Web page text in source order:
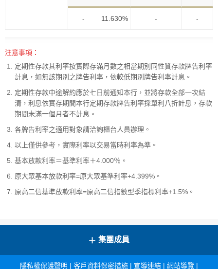
- 11.630% - -
注意事項：
定期性存款其利率按實際存滿月數之相當期別同性質存款牌告利率
計息，如無該期別之牌告利率，依較低期別牌告利率計息。
定期性存款中途解約應於七日前通知本行，並將存款全部一次結
清，利息依實存期間本行定期存款牌告利率採單利八折計息，存款
期間未滿一個月者不計息。
各牌告利率之適用對象請洽詢櫃台人員辦理。
以上僅供參考，實際利率以交易當時利率為準。
基本放款利率＝基準利率＋4.000％。
原大眾基本放款利率=原大眾基準利率+4.399%。
原高二信基準放款利率=原高二信指數型季指標利率+1.5%。
+ 集團成員
隱私權保護聲明 | 客戶資料保密措施 | 宣導連結 | 網站導覽 |